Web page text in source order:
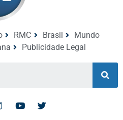
RMC Brasil
Mundo
Publicidade Legal